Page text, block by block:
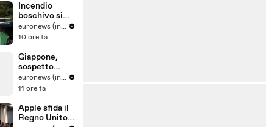
Incendio
boschivo si
estende in
una riserva
sud dei Paesi
Bassi
euronews (in Italiano)
10 ore fa
Giappone,
sospetto
colpo di
calore uccide
zoo Tama di
Tokyo
euronews (in Italiano)
11 ore fa
Apple sfida il
Regno Unito